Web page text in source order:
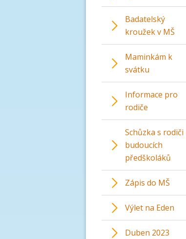
Badatelský
kroužek v MŠ
Maminkám k
svátku
Informace pro
rodiče
Schůzka s rodiči
budoucích
předškoláků
Zápis do MŠ
Výlet na Eden
Duben 2023